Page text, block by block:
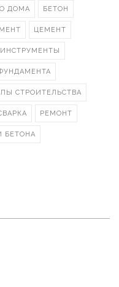
ДОМА БЕТОН
ЦЕМЕНТ
СТРОИТЕЛЬСТВА
РЕМОНТ
БЕТОНА